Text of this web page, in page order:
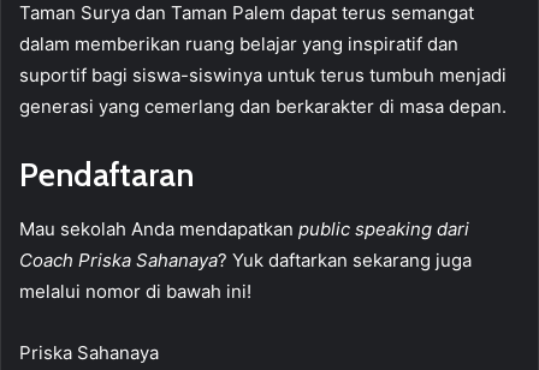
Taman Surya dan Taman Palem dapat terus semangat
dalam memberikan ruang belajar yang inspiratif dan
suportif bagi siswa-siswinya untuk terus tumbuh menjadi
generasi yang cemerlang dan berkarakter di masa depan.
Pendaftaran
Mau sekolah Anda mendapatkan public speaking dari
Coach Priska Sahanaya? Yuk daftarkan sekarang juga
melalui nomor di bawah ini!
Priska Sahanaya